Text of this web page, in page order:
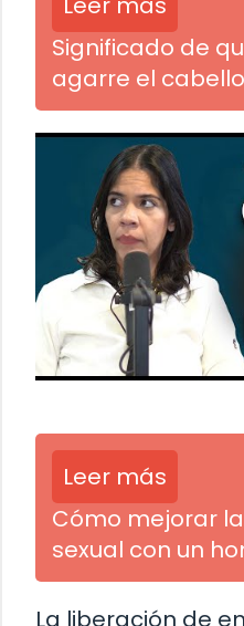
Significado de
agarre el cabello
Leer más
Cómo mejorar
sexual con un
La liberación de